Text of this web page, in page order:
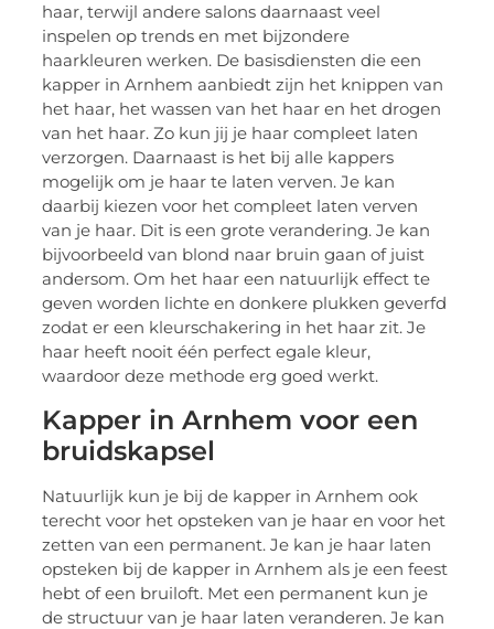
haar, terwijl andere salons daarnaast veel
inspelen op trends en met bijzondere
haarkleuren werken. De basisdiensten die een
kapper in Arnhem aanbiedt zijn het knippen van
het haar, het wassen van het haar en het drogen
van het haar. Zo kun jij je haar compleet laten
verzorgen. Daarnaast is het bij alle kappers
mogelijk om je haar te laten verven. Je kan
daarbij kiezen voor het compleet laten verven
van je haar. Dit is een grote verandering. Je kan
bijvoorbeeld van blond naar bruin gaan of juist
andersom. Om het haar een natuurlijk effect te
geven worden lichte en donkere plukken geverfd
zodat er een kleurschakering in het haar zit. Je
haar heeft nooit één perfect egale kleur,
waardoor deze methode erg goed werkt.
Kapper in Arnhem voor een
bruidskapsel
Natuurlijk kun je bij de kapper in Arnhem ook
terecht voor het opsteken van je haar en voor het
zetten van een permanent. Je kan je haar laten
opsteken bij de kapper in Arnhem als je een feest
hebt of een bruiloft. Met een permanent kun je
de structuur van je haar laten veranderen. Je kan